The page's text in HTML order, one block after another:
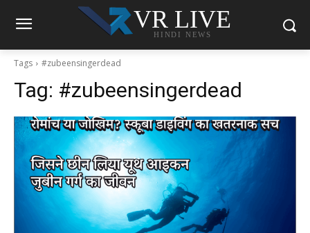
VR LIVE
HINDI NEWS
Tags #zubeensingerdead
Tag: #zubeensingerdead